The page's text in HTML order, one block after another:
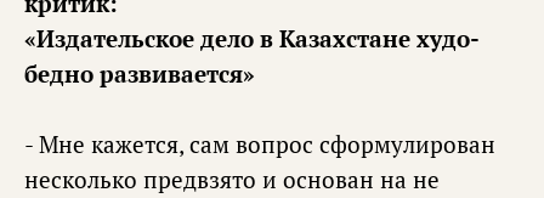
«Издательское дело в Казахстане худо-
бедно развивается»
- Мне кажется, сам вопрос сформулирован
несколько предвзято и основан на не